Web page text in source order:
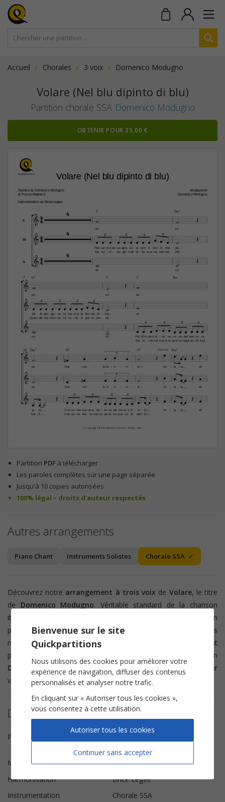
Accueil Chorales 3 voix Domenico Modugno
Volare (Nel blu dipinto di blu)
Partition chorale SSA Domenico Modugno
OBTENIR POUR 35,00 €






Paroles de Domenico Modugno
et Franco Migliacci
Harmonisation de Brice Legée
Musique de
Domenico Modugno
Volare (Nel blu dipinto di blu)
© Copyright 1958 by Edizioni Curci S.r.l., Milan – Italy
oo oo
Pen
Ma
so
tut
- che un
ti i
-
so
so
gno
gni
-
-
co
nell'
si
al
- non
ba
-
ri
sva
tor
nis
-
-
ni
con
-
-
mai
per
piu,
ché
-
oo oo
oo oo oo
7
Mi
Quan
di
do
-
pin
tra
-
ge
mon
-
-
vo
ta,
-
-
le
la
ma
lu
ni e
na
-
-
la
li
fac
por
cia
ta
-
-
di
con
blu.
sé.
oo
oo oo
Poi
Ma
d'im
io
prov
con
-
vi
tni
-
-
so
nuo a
-
-
ve
so
ni
gna
-
-
vo
re
-
-
dal
negli
ven
oc
to
chi
-
-
ra
tuoi
-
oo Nel cie lo in
- fi
- ni
- to !
- Vo la
- re,
- oh
Piu vivo
10
oo Nel cie lo in
- fi
- ni
- to !
- Vo la
- re,
- oh
pi
bel
to,
li,
-
-
E in
Che
co
so
-
min
no
-
-
cia
blu
-
vo a
co
-
vo
me un
-
la
cie
-
re
lo
-
-
nel
tra
cie
pun
-
lo in
to
-
-
fi
di
-
ni
stel
-
to !
le !
-
-
Vo la
- re,
- oh
4
4
4
4
4
4

S
4 C D‹7

M
4 3 3 3 3

A
4

G7 C C E‹
 3 3 3 3
 3 3 3 3

D‹7 D7 3 G7 D‹7
 3
 3 3 3 3
  
             
  
   
             


             
  
          
   
         

                
Partition PDF à télécharger
Les paroles complètes sur une page séparée
Jusqu'à 10 copies autorisées
100% légal – droits d’auteur respectés
Autres arrangements
Piano Chant Instruments Solistes Chorale SSA
Découvrez notre arrangement à trois voix de Volare, le titre
de Domenico Modugno. Véritable standard de la chanson
italienne, cet air invite à la légèreté et à la joie de vivre,
un
programme idéal pour mettre de la bonne humeur dans vos
répétitions !L'arrangement proposé par
convient
pour une
. Ecrit en
Do majeur il offre une tessiture accessible et confortable pour
vos choristes.Il comporte l'intégralité desparoles en italien
Détails de la partition
Paroles
Musique
Domenico Modugno
Harmonisation
Brice Legée
Instrumentation
Chorale SSA
Bienvenue sur le site
Quickpartitions
Nous utilisons des cookies pour améliorer votre
expérience de navigation, diffuser des contenus
personnalisés et analyser notre trafic.
En cliquant sur « Autoriser tous les cookies »,
vous consentez à cette utilisation.
Continuer sans accepter
Autoriser tous les cookies